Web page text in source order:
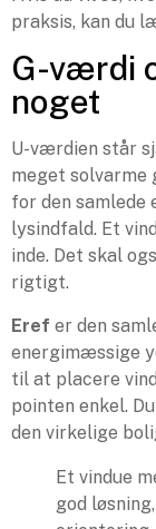
praksis, kan du
G-værdi
noget
U-værdien står
meget solvarme
for den samlede
lysindfald. Et
inde. Det skal
rigtigt.
Eref er den
energimæssige
til at placere
pointen enkel.
den virkelige
Et vindue
god